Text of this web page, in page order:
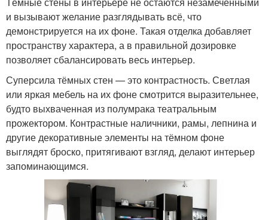
и вызывают желание разглядывать всё, что
демонстрируется на их фоне. Такая отделка добавляет
пространству характера, а в правильной дозировке
позволяет сбалансировать весь интерьер.
Суперсила тёмных стен — это контрастность. Светлая
или яркая мебель на их фоне смотрится выразительнее,
будто выхваченная из полумрака театральным
прожектором. Контрастные наличники, рамы, лепнина и
другие декоративные элементы на тёмном фоне
выглядят броско, притягивают взгляд, делают интерьер
запоминающимся.